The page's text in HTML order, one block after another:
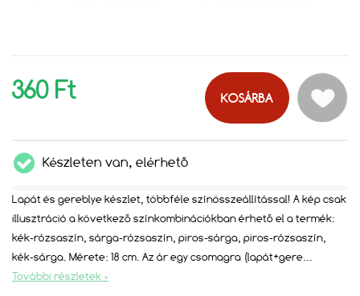
360 Ft KOSÁRBA
Készleten van, elérhető
Lapát és gereblye készlet, többféle színösszeállítással! A kép csak
illusztráció a következő színkombinációkban érhető el a termék:
kék-rózsaszín, sárga-rózsaszín, piros-sárga, piros-rózsaszín,
kék-sárga. Mérete: 18 cm. Az ár egy csomagra (lapát+gere
További részletek »